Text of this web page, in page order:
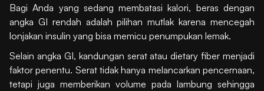
Bagi Anda yang sedang membatasi kalori, beras dengan
angka GI rendah adalah pilihan mutlak karena mencegah
lonjakan insulin yang bisa memicu penumpukan lemak.
Selain angka GI, kandungan serat atau dietary fiber menjadi
faktor penentu. Serat tidak hanya melancarkan pencernaan,
tetapi juga memberikan volume pada lambung sehingga